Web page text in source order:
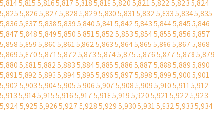
5,8145,8155,8165,8175,8185,8195,8205,8215,8225,8235,824
5,8255,8265,8275,8285,8295,8305,8315,8325,8335,8345,835
5,8365,8375,8385,8395,8405,8415,8425,8435,8445,8455,846
5,8475,8485,8495,8505,8515,8525,8535,8545,8555,8565,857
5,8585,8595,8605,8615,8625,8635,8645,8655,8665,8675,868
5,8695,8705,8715,8725,8735,8745,8755,8765,8775,8785,879
5,8805,8815,8825,8835,8845,8855,8865,8875,8885,8895,890
5,8915,8925,8935,8945,8955,8965,8975,8985,8995,9005,901
5,9025,9035,9045,9055,9065,9075,9085,9095,9105,9115,912
5,9135,9145,9155,9165,9175,9185,9195,9205,9215,9225,923
5,9245,9255,9265,9275,9285,9295,9305,9315,9325,9335,934